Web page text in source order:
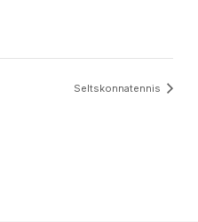
Seltskonnatennis